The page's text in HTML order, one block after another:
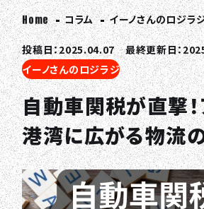
Home コラム イーノさんのロジラ
投稿日：2025.04.07 最終更新日：
イーノさんのロジラジ
自動車関税が直撃！
港湾に広がる物流